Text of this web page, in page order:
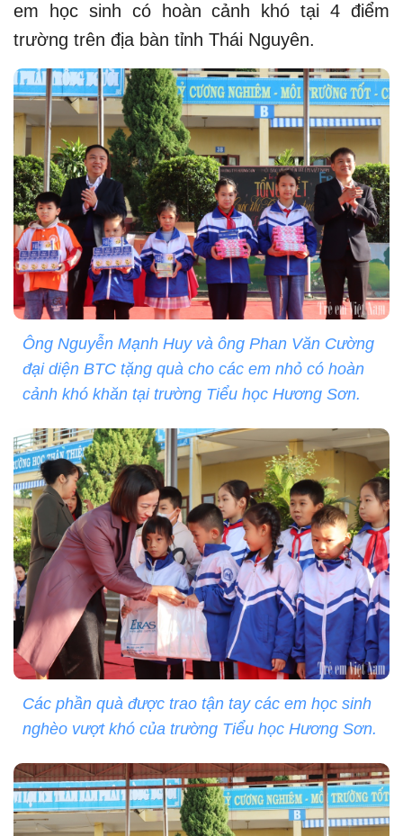
em học sinh có hoàn cảnh khó tại 4 điểm
trường trên địa bàn tỉnh Thái Nguyên.
Ông Nguyễn Mạnh Huy và ông Phan Văn Cường
đại diện BTC tặng quà cho các em nhỏ có hoàn
cảnh khó khăn tại trường Tiểu học Hương Sơn.
Các phần quà được trao tận tay các em học sinh
nghèo vượt khó của trường Tiểu học Hương Sơn.